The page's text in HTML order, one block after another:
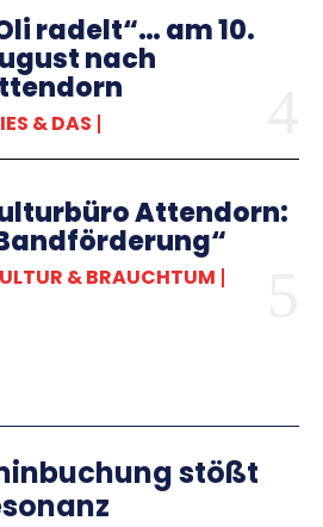
radelt“… am 10.
nach
& DAS
Attendorn:
& BRAUCHTUM
stößt